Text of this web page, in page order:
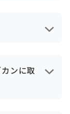
セキュ
ンに取